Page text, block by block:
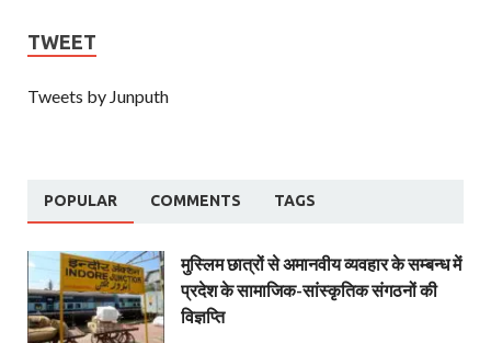
TWEET
Tweets by Junputh
POPULAR COMMENTS TAGS
मुस्लिम छात्रों से अमानवीय व्यवहार के सम्बन्ध में
प्रदेश के सामाजिक-सांस्कृतिक संगठनों की
विज्ञप्ति